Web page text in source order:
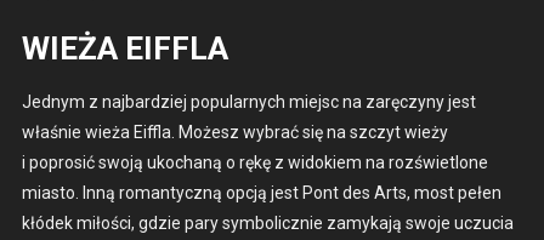
WIEŻA EIFFLA
Jed­nym z najbardziej pop­u­larnych miejsc na zaręczyny jest
właśnie wieża Eif­fla. Możesz wybrać się na szczyt wieży
i poprosić swo­ją ukochaną o rękę z widok­iem na rozświ­et­lone
mias­to. Inną roman­ty­czną opcją jest Pont des Arts, most pełen
kłódek miłoś­ci, gdzie pary sym­bol­icznie zamyka­ją swo­je uczu­cia